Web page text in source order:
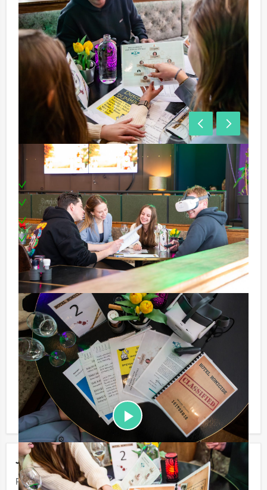
Jouw uitje
Prijs :
Inclusief
Professionele begeleiding
Moderne VR-brillen
Leuke prijs voor het winnende team
Te boeken op uw gewenste dag en tijdstip!
Niet telkens uw knip hoeven trekken om uw drankje af
te rekenen? Voor € 13,50 per persoon per uur (excl.
BTW) kunt u gebruikmaken van het drankarrangement,
waarbij u onbeperkt kunt genieten van bier, fris,
huiswijn, koffie en thee. En… zo komt u ook achteraf
niet voor verrassingen te staan!
Afhankelijk van het minimaal aantal deelnemers
berekenen wij de minimale prijs voor dit arrangement.
U kunt altijd voor minder personen boeken als u bereid
bent om de minimale prijs te betalen.